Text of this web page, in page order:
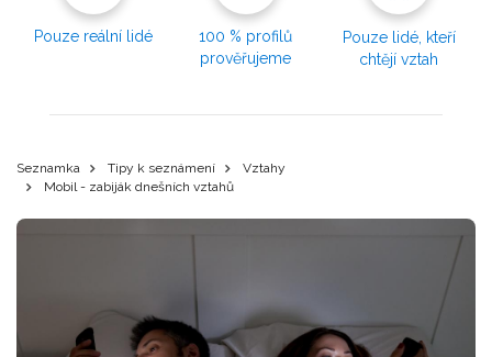
Pouze reální lidé
100 % profilů
prověřujeme
Pouze lidé, kteří
chtějí vztah
Seznamka Tipy k seznámení
Vztahy
Mobil - zabiják dnešních vztahů